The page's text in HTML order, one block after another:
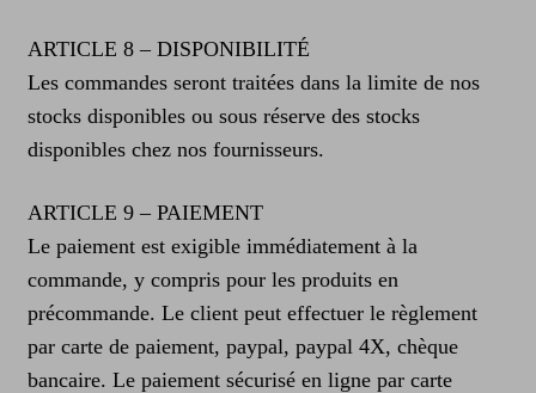
ARTICLE 8 – DISPONIBILITÉ
Les commandes seront traitées dans la limite de nos
stocks disponibles ou sous réserve des stocks
disponibles chez nos fournisseurs.
ARTICLE 9 – PAIEMENT
Le paiement est exigible immédiatement à la
commande, y compris pour les produits en
précommande. Le client peut effectuer le règlement
par carte de paiement, paypal, paypal 4X, chèque
bancaire. Le paiement sécurisé en ligne par carte